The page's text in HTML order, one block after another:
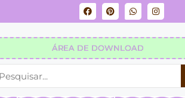
ÁREA DE DOWNLOAD